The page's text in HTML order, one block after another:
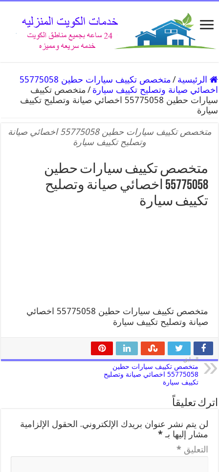
الرئيسية /
متخصص تكييف سيارات حطين 55775058
اخصائي صيانة وتصليح تكييف سيارة /متخصص تكييف
سيارات حطين 55775058 اخصائي صيانة وتصليح تكييف
سيارة
متخصص تكييف سيارات حطين 55775058 اخصائي صيانة
وتصليح تكييف سيارة
متخصص تكييف سيارات حطين
55775058 اخصائي صيانة وتصليح
تكييف سيارة
متخصص تكييف سيارات حطين 55775058 اخصائي
صيانة وتصليح تكييف سيارة
السابق
متخصص تكييف سيارات حطين
55775058 اخصائي صيانة وتصليح
تكييف سيارة
اترك تعليقاً
لن يتم نشر عنوان بريدك الإلكتروني. الحقول الإلزامية
مشار إليها بـ*
التعليق *